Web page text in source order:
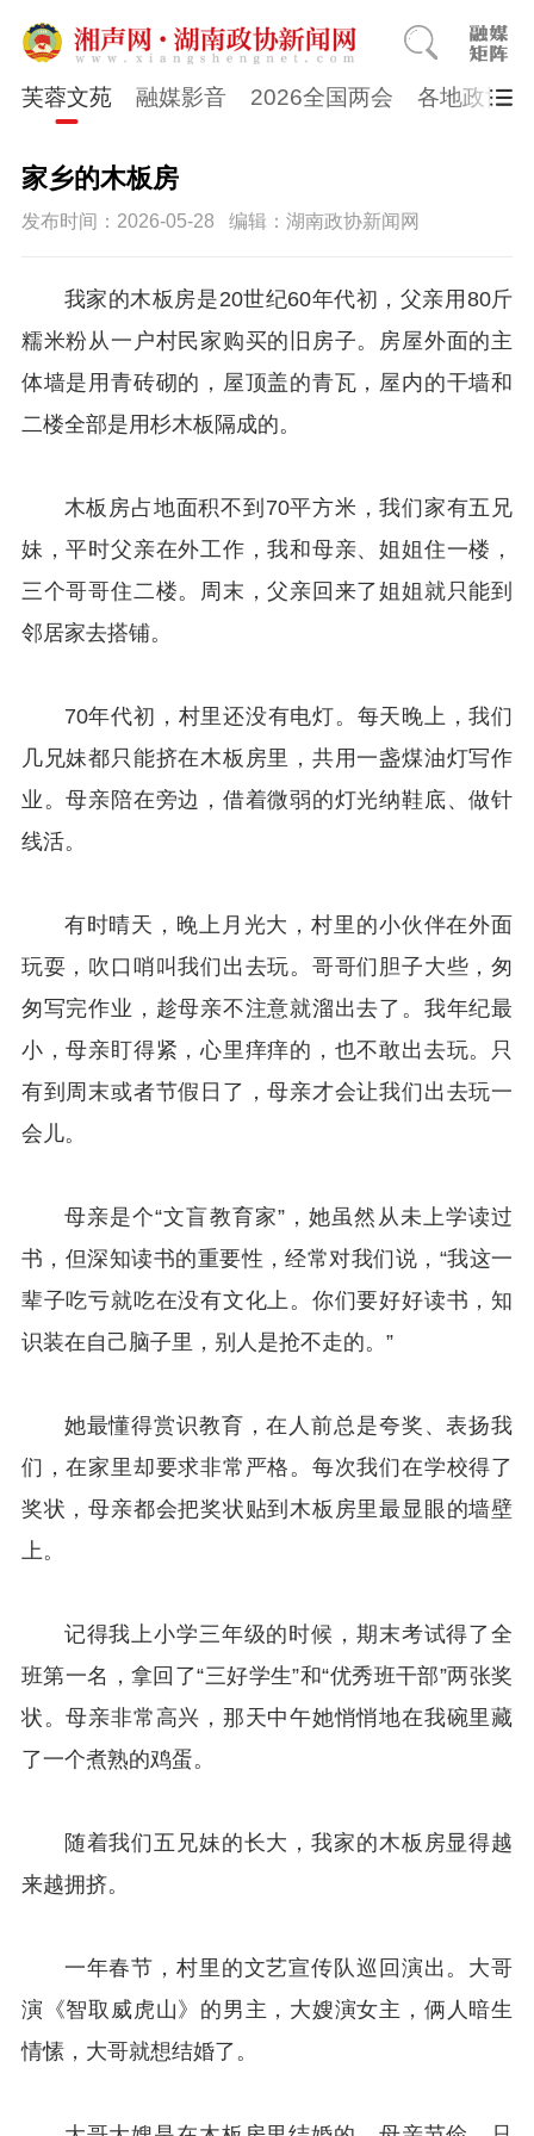
芙蓉文苑 融媒影音 2026全国两会 各地政协
家乡的木板房
发布时间：2026-05-28 编辑：湖南政协新闻网
我家的木板房是20世纪60年代初，父亲用80斤
糯米粉从一户村民家购买的旧房子。房屋外面的主
体墙是用青砖砌的，屋顶盖的青瓦，屋内的干墙和
二楼全部是用杉木板隔成的。
木板房占地面积不到70平方米，我们家有五兄
妹，平时父亲在外工作，我和母亲、姐姐住一楼，
三个哥哥住二楼。周末，父亲回来了姐姐就只能到
邻居家去搭铺。
70年代初，村里还没有电灯。每天晚上，我们
几兄妹都只能挤在木板房里，共用一盏煤油灯写作
业。母亲陪在旁边，借着微弱的灯光纳鞋底、做针
线活。
有时晴天，晚上月光大，村里的小伙伴在外面
玩耍，吹口哨叫我们出去玩。哥哥们胆子大些，匆
匆写完作业，趁母亲不注意就溜出去了。我年纪最
小，母亲盯得紧，心里痒痒的，也不敢出去玩。只
有到周末或者节假日了，母亲才会让我们出去玩一
会儿。
母亲是个“文盲教育家”，她虽然从未上学读过
书，但深知读书的重要性，经常对我们说，“我这一
辈子吃亏就吃在没有文化上。你们要好好读书，知
识装在自己脑子里，别人是抢不走的。”
她最懂得赏识教育，在人前总是夸奖、表扬我
们，在家里却要求非常严格。每次我们在学校得了
奖状，母亲都会把奖状贴到木板房里最显眼的墙壁
上。
记得我上小学三年级的时候，期末考试得了全
班第一名，拿回了“三好学生”和“优秀班干部”两张奖
状。母亲非常高兴，那天中午她悄悄地在我碗里藏
了一个煮熟的鸡蛋。
随着我们五兄妹的长大，我家的木板房显得越
来越拥挤。
一年春节，村里的文艺宣传队巡回演出。大哥
演《智取威虎山》的男主，大嫂演女主，俩人暗生
情愫，大哥就想结婚了。